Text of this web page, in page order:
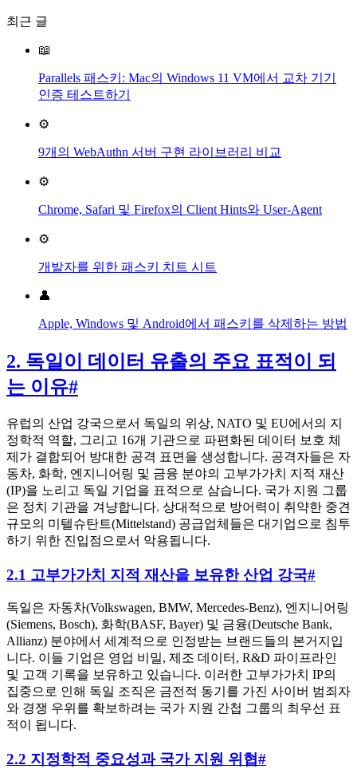
최근 글
📖
Parallels 패스키: Mac의 Windows 11 VM에서 교차 기기
인증 테스트하기
⚙️
9개의 WebAuthn 서버 구현 라이브러리 비교
⚙️
Chrome, Safari 및 Firefox의 Client Hints와 User-Agent
⚙️
개발자를 위한 패스키 치트 시트
👤
Apple, Windows 및 Android에서 패스키를 삭제하는 방법
2. 독일이 데이터 유출의 주요 표적이 되
는 이유#
유럽의 산업 강국으로서 독일의 위상, NATO 및 EU에서의 지
정학적 역할, 그리고 16개 기관으로 파편화된 데이터 보호 체
제가 결합되어 방대한 공격 표면을 생성합니다. 공격자들은 자
동차, 화학, 엔지니어링 및 금융 분야의 고부가가치 지적 재산
(IP)을 노리고 독일 기업을 표적으로 삼습니다. 국가 지원 그룹
은 정치 기관을 겨냥합니다. 상대적으로 방어력이 취약한 중견
규모의 미텔슈탄트(Mittelstand) 공급업체들은 대기업으로 침투
하기 위한 진입점으로서 악용됩니다.
2.1 고부가가치 지적 재산을 보유한 산업 강국#
독일은 자동차(Volkswagen, BMW, Mercedes-Benz), 엔지니어링
(Siemens, Bosch), 화학(BASF, Bayer) 및 금융(Deutsche Bank,
Allianz) 분야에서 세계적으로 인정받는 브랜드들의 본거지입
니다. 이들 기업은 영업 비밀, 제조 데이터, R&D 파이프라인
및 고객 기록을 보유하고 있습니다. 이러한 고부가가치 IP의
집중으로 인해 독일 조직은 금전적 동기를 가진 사이버 범죄자
와 경쟁 우위를 확보하려는 국가 지원 간첩 그룹의 최우선 표
적이 됩니다.
2.2 지정학적 중요성과 국가 지원 위협#